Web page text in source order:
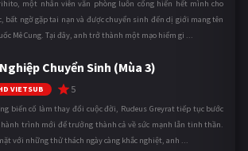
một nhân viên văn phòng luôn cống hiến hết mình cho
bất ngờ gặp tai nạn và được chuyển sinh đến dị giới mang tên
Mê Cung. Tại đây, anh trở thành một mạo hiểm gi ...
Chuyển Sinh (Mùa 3)
VIETSUB 5
biến cố làm thay đổi cuộc đời, Rudeus Greyrat tiếp tục bước
trình mới để trưởng thành cả về sức mạnh lẫn tinh thần.
với những thử thách ngày càng khắc nghiệt, anh ...